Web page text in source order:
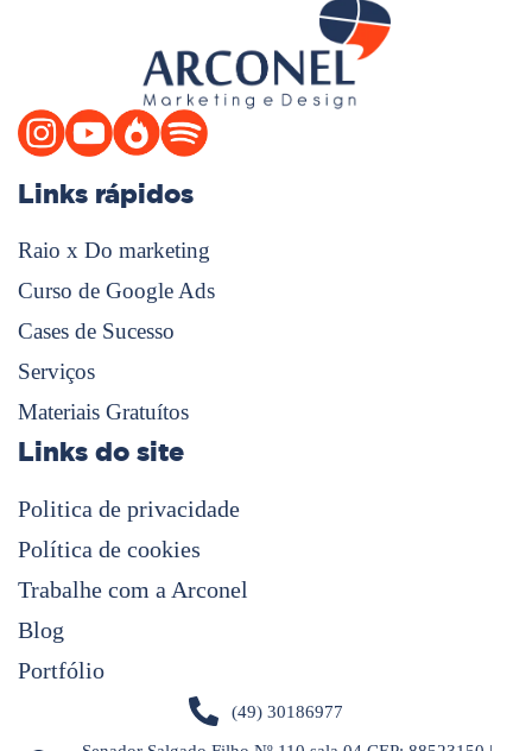
Links rápidos
Raio x Do marketing
Curso de Google Ads
Cases de Sucesso
Serviços
Materiais Gratuítos
Links do site
Politica de privacidade
Política de cookies
Trabalhe com a Arconel
Blog
Portfólio
(49) 30186977